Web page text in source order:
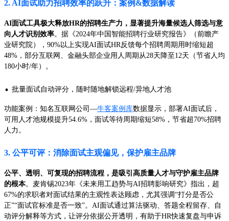
2. AI面试助力招聘效率的跃升：案例&数据解读
AI面试工具极大释放HR的招聘生产力，显著提升海量候选人筛选与意
向人才识别效率。据《2024年中国智能招聘行业研究报告》（前瞻产
业研究院），90%以上实现AI面试HR反馈每个招聘周期用时缩短超
48%，部分互联网、金融头部企业用人周期从28天降至12天（节省人均
180小时/年）。
· 批量面试自动评分，随时随地解锁远程/异地人才池
功能案例：知名互联网公司—牛客案例库数据显示，部署AI面试后，
可用人才池规模提升54.6%，面试等待周期缩短58%，节省超70%招聘
人力。
3. 公平可评：消除面试主观偏见，保护雇主品牌
公平、透明、可复现的招聘流程，是吸引高质量人才与守护雇主品牌
的根本。麦肯锡2023年《未来用工趋势与AI招聘影响研究》指出，超
67%的求职者对面试结果的主观性表达顾虑，尤其强调“打分是否公
正”“面试官标准是否一致”。AI面试通过算法驱动、答题全程留存、自
动评分解释等方式，让评分依据公开透明，有助于HR快速复盘与申诉